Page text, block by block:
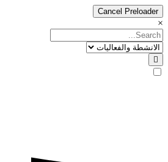
Cancel Preloader
×